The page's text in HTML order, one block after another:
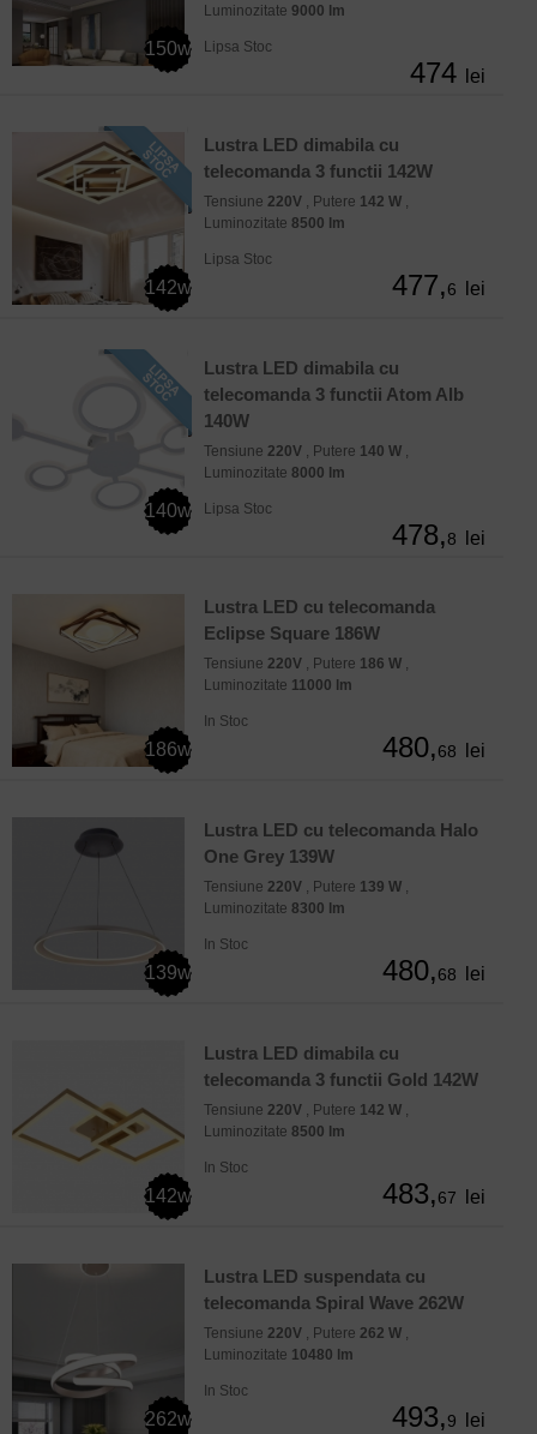
150w
Luminozitate 9000 lm
Lipsa Stoc
474 lei
142w
Lustra LED dimabila cu
telecomanda 3 functii 142W
Tensiune 220V , Putere 142 W ,
Luminozitate 8500 lm
Lipsa Stoc
477,6 lei
140w
Lustra LED dimabila cu
telecomanda 3 functii Atom Alb
140W
Tensiune 220V , Putere 140 W ,
Luminozitate 8000 lm
Lipsa Stoc
478,8 lei
186w
Lustra LED cu telecomanda
Eclipse Square 186W
Tensiune 220V , Putere 186 W ,
Luminozitate 11000 lm
In Stoc
480,68 lei
139w
Lustra LED cu telecomanda Halo
One Grey 139W
Tensiune 220V , Putere 139 W ,
Luminozitate 8300 lm
In Stoc
480,68 lei
142w
Lustra LED dimabila cu
telecomanda 3 functii Gold 142W
Tensiune 220V , Putere 142 W ,
Luminozitate 8500 lm
In Stoc
483,67 lei
262w
Lustra LED suspendata cu
telecomanda Spiral Wave 262W
Tensiune 220V , Putere 262 W ,
Luminozitate 10480 lm
In Stoc
493,9 lei